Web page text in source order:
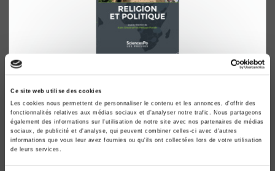
Ce site web utilise des cookies
Les cookies nous permettent de personnaliser le contenu et les annonces, d'offrir des
fonctionnalités relatives aux médias sociaux et d'analyser notre trafic. Nous partageons
également des informations sur l'utilisation de notre site avec nos partenaires de médias
sociaux, de publicité et d'analyse, qui peuvent combiner celles-ci avec d'autres
informations que vous leur avez fournies ou qu'ils ont collectées lors de votre utilisation
de leurs services.
L'Enjeu mondial. Religion & politique
Alain Dieckhoff, Philippe Portier